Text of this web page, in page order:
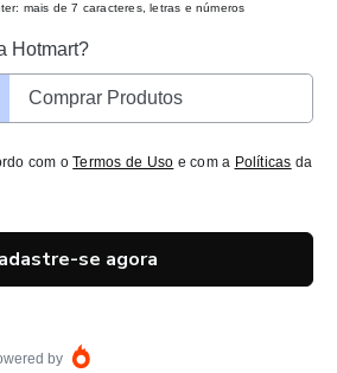
mais de 7 caracteres, letras e números
Hotmart?
Comprar Produtos
com oTermos de Uso e com a Políticas da
se agora
by